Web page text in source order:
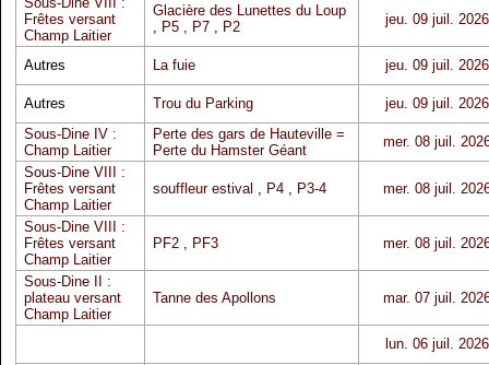
Frêtes versant
Champ Laitier
Glacière des Lunettes du Loup
, P5, P7, P2 jeu. 09 juil. 2026
Autres La fuie jeu. 09 juil. 2026
Autres Trou du Parking
jeu. 09 juil. 2026
Sous-Dine IV :
Champ Laitier
Perte des gars de Hauteville =
Perte du Hamster Géant
mer. 08 juil.
Sous-Dine VIII :
Frêtes versant
Champ Laitier
souffleur estival , P4, P3-4 mer. 08 juil.
Sous-Dine VIII :
Frêtes versant
Champ Laitier
PF2, PF3 mer. 08 juil.
Sous-Dine II :
plateau versant
Champ Laitier
Tanne des Apollons mar. 07 juil.
lun. 06 juil. 2026